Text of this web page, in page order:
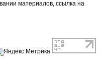
материалов, ссылка на